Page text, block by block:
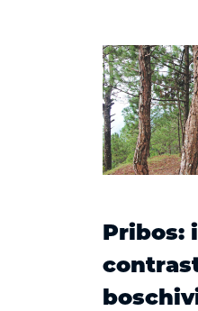
Pribos: